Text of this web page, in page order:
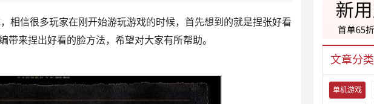
信很多玩家在刚开始游玩游戏的时候，首先想到的就是捏张好看
来捏出好看的脸方法，希望对大家有所帮助。
文章分类
单机游戏